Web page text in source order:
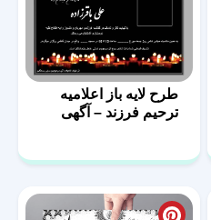
طرح لایه باز اعلامیه
ترحیم فرزند – آگهی